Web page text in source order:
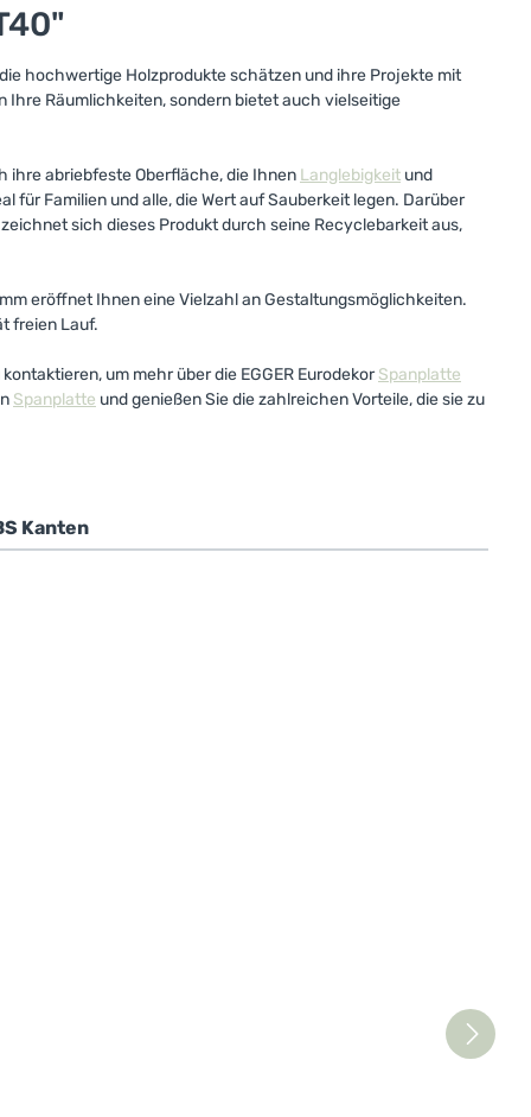
hochwertige Holzprodukte schätzen und ihre Projekte mit
Ihre Räumlichkeiten, sondern bietet auch vielseitige
ihre abriebfeste Oberfläche, die Ihnen Langlebigkeit und
Familien und alle, die Wert auf Sauberkeit legen. Darüber
sich dieses Produkt durch seine Recyclebarkeit aus,
eröffnet Ihnen eine Vielzahl an Gestaltungsmöglichkeiten.
freien Lauf.
um mehr über die EGGER EurodekorSpanplatte
Spanplatte und genießen Sie die zahlreichen Vorteile, die sie zu
Kanten